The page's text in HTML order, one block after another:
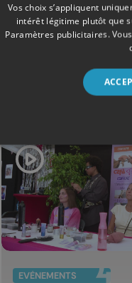
des
Bucolique
Festival
Ferrières
EVÈNEMENTS
Vos choix s’appliquent
intérêt légitime plutôt que
Paramètres publicitaires.